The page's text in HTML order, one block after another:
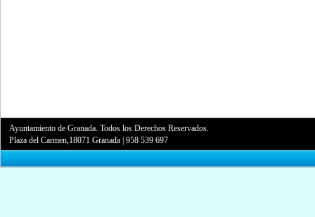
Ayuntamiento de Granada. Todos los Derechos Reservados.
Plaza del Carmen,18071 Granada |958 539 697